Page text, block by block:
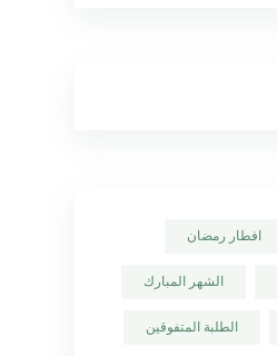
افطار رمضان
الشهر المبارك
الطلبة المتفوقين